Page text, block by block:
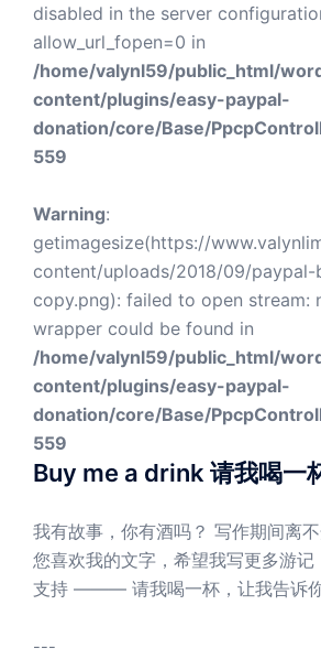
disabled in the server
allow_url_fopen=0 in
/home/valynl59/public_html/
content/plugins/easy-paypal-
donation/core/Base/
559
Warning:
getimagesize(https://
content/uploads/2018/09/
copy.png): failed to open stream:
wrapper could be found in
/home/valynl59/public_html/
content/plugins/easy-paypal-
donation/core/Base/
559
Buy me a drink 请我喝一
我有故事，你有酒吗？ 写作期间离
您喜欢我的文字，希望我写更多游
支持 ——— 请我喝一杯，让我告诉你
---